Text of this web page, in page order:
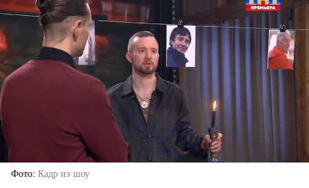
Фото Кадр из шоу